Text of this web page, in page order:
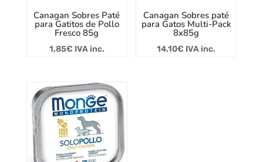
Canagan Sobres Paté
para Gatitos de Pollo
Fresco 85g
1,85€ IVA inc.
Canagan Sobres paté
para Gatos Multi-Pack
8x85g
14,10€ IVA inc.